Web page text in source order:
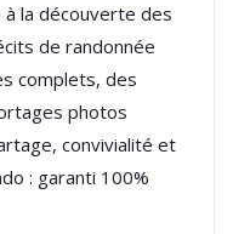
la découverte des
de randonnée
complets, des
photos
convivialité et
: garanti 100%